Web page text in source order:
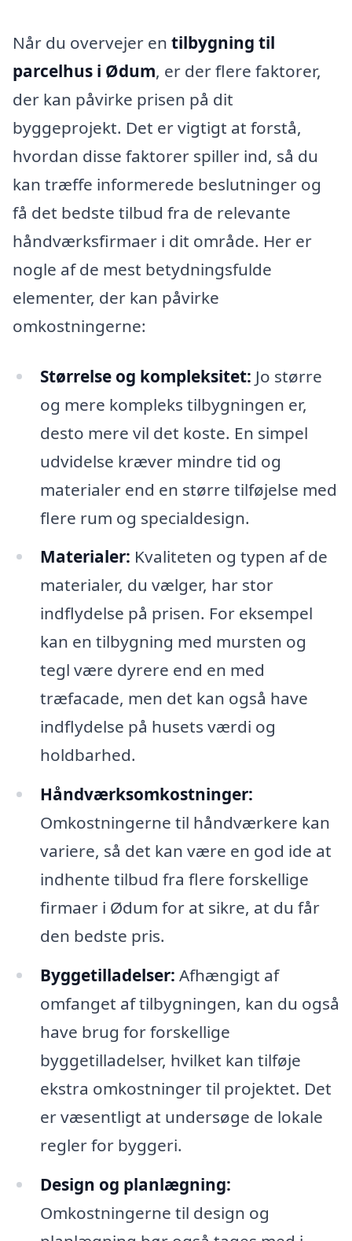
Når du overvejer en tilbygning til
parcelhus i Ødum, er der flere faktorer,
der kan påvirke prisen på dit
byggeprojekt. Det er vigtigt at forstå,
hvordan disse faktorer spiller ind, så du
kan træffe informerede beslutninger og
få det bedste tilbud fra de relevante
håndværksfirmaer i dit område. Her er
nogle af de mest betydningsfulde
elementer, der kan påvirke
omkostningerne:
Størrelse og kompleksitet: Jo større
og mere kompleks tilbygningen er,
desto mere vil det koste. En simpel
udvidelse kræver mindre tid og
materialer end en større tilføjelse med
flere rum og specialdesign.
Materialer: Kvaliteten og typen af de
materialer, du vælger, har stor
indflydelse på prisen. For eksempel
kan en tilbygning med mursten og
tegl være dyrere end en med
træfacade, men det kan også have
indflydelse på husets værdi og
holdbarhed.
Håndværksomkostninger:
Omkostningerne til håndværkere kan
variere, så det kan være en god ide at
indhente tilbud fra flere forskellige
firmaer i Ødum for at sikre, at du får
den bedste pris.
Byggetilladelser: Afhængigt af
omfanget af tilbygningen, kan du også
have brug for forskellige
byggetilladelser, hvilket kan tilføje
ekstra omkostninger til projektet. Det
er væsentligt at undersøge de lokale
regler for byggeri.
Design og planlægning:
Omkostningerne til design og